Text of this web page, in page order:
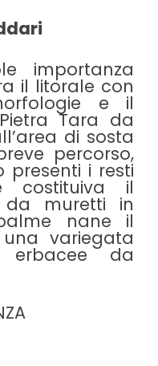
importanza
il litorale con
e il
Tara da
di sosta
percorso,
presenti i resti
costituiva il
da muretti in
nane il
variegata
da